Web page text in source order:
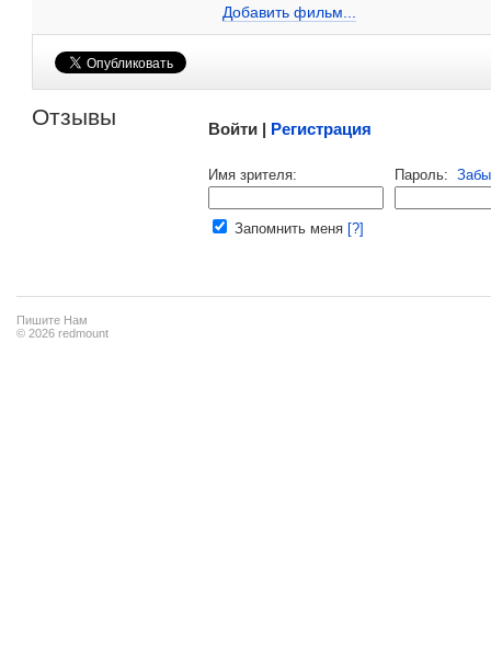
Добавить фильм...
Отзывы Войти | Регистрация
Имя зрителя: Пароль:
Запомнить меня [?]
Пишите Нам
© 2026 redmount